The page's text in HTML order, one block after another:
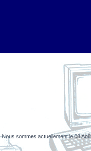
Nous sommes actuellement le 08